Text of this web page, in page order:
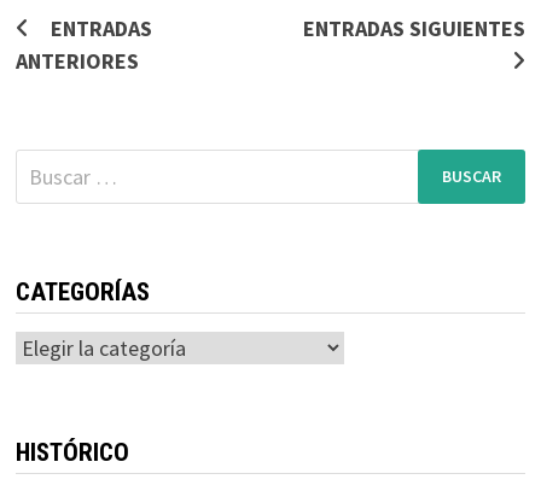
ACOGER
DE
Navegación
de
ENTRADAS
ANTERIORES
ENTRADAS SIGUIENTES
Buscar:
CATEGORÍAS
Categorías
HISTÓRICO